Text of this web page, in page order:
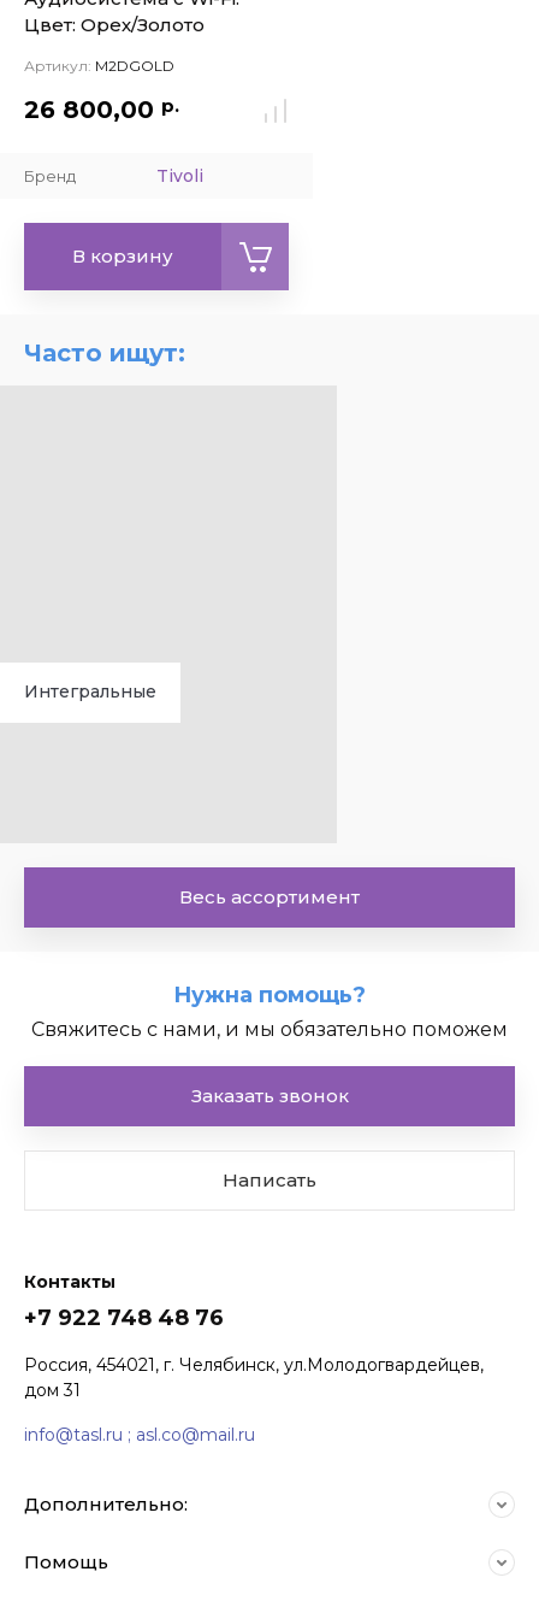
Цвет: Орех/Золото
Артикул: M2DGOLD
26 800,00 р.
Бренд Tivoli
В корзину
Часто ищут:
Интегральные
Мощности
Комплекты акустических
систем
Весь ассортимент
Нужна помощь?
Свяжитесь с нами, и мы обязательно поможем
Заказать звонок
Написать
Контакты
+7 922 748 48 76
Россия, 454021, г. Челябинск, ул.Молодогвардейцев,
дом 31
info@tasl.ru ; asl.co@mail.ru
Дополнительно:
Помощь